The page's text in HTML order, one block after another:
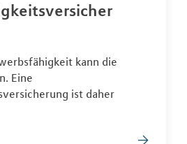
kann die
Eine
ist daher